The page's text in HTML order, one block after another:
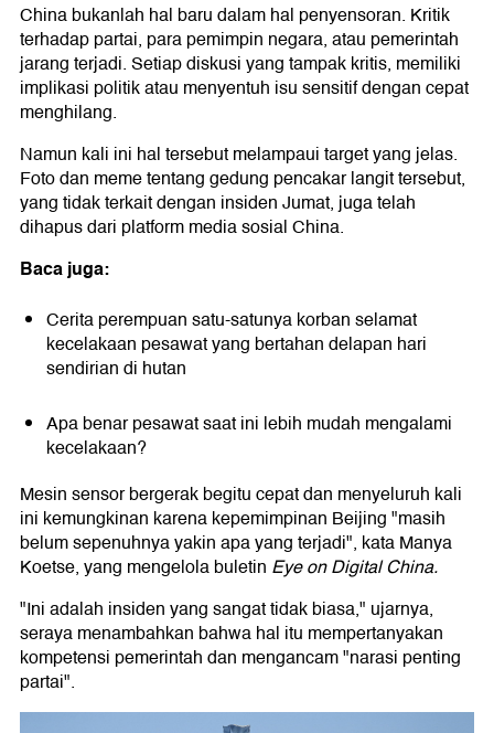
China bukanlah hal baru dalam hal penyensoran. Kritik
terhadap partai, para pemimpin negara, atau pemerintah
jarang terjadi. Setiap diskusi yang tampak kritis, memiliki
implikasi politik atau menyentuh isu sensitif dengan cepat
menghilang.
Namun kali ini hal tersebut melampaui target yang jelas.
Foto dan meme tentang gedung pencakar langit tersebut,
yang tidak terkait dengan insiden Jumat, juga telah
dihapus dari platform media sosial China.
Baca juga:
Cerita perempuan satu-satunya korban selamat
kecelakaan pesawat yang bertahan delapan hari
sendirian di hutan
Apa benar pesawat saat ini lebih mudah mengalami
kecelakaan?
Mesin sensor bergerak begitu cepat dan menyeluruh kali
ini kemungkinan karena kepemimpinan Beijing "masih
belum sepenuhnya yakin apa yang terjadi", kata Manya
Koetse, yang mengelola buletin Eye on Digital China.
"Ini adalah insiden yang sangat tidak biasa," ujarnya,
seraya menambahkan bahwa hal itu mempertanyakan
kompetensi pemerintah dan mengancam "narasi penting
partai".